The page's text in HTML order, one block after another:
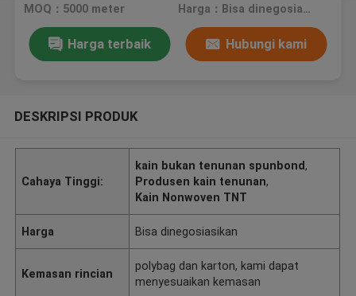
MOQ：5000 meter Harga：Bisa dinegosiasikan
Harga terbaik Hubungi kami
DESKRIPSI PRODUK
Cahaya Tinggi:
kain bukan tenunan spunbond,
Produsen kain tenunan,
Kain Nonwoven TNT
Harga Bisa dinegosiasikan
Kemasan rincian
polybag dan karton, kami dapat
menyesuaikan kemasan